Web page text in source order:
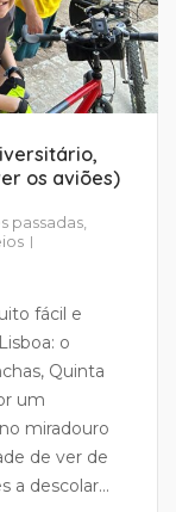
os aviões)
passadas
fácil e
o
Quinta
um
miradouro
de ver de
a descolar...